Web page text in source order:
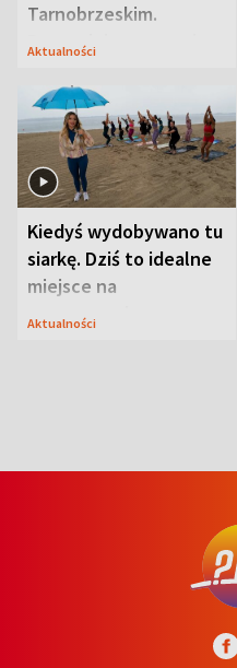
Tarnobrzeskim.
Przyrodnicy zwracają
Aktualności
Kiedyś wydobywano tu
siarkę. Dziś to idealne
miejsce na
wypoczynek
Aktualności